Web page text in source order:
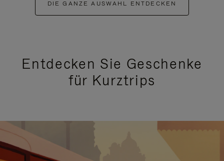
DIE GANZE AUSWAHL ENTDECKEN
Entdecken Sie Geschenke
für Kurztrips